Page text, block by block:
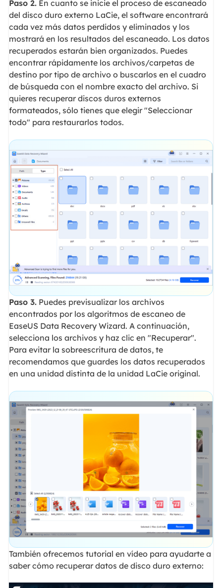
Paso 2.En cuanto se inicie el proceso de escaneado
del disco duro externo LaCie, el software encontrará
cada vez más datos perdidos y eliminados y los
mostrará en los resultados del escaneado. Los datos
recuperados estarán bien organizados. Puedes
encontrar rápidamente los archivos/carpetas de
destino por tipo de archivo o buscarlos en el cuadro
de búsqueda con el nombre exacto del archivo. Si
quieres recuperar discos duros externos
formateados, sólo tienes que elegir "Seleccionar
todo" para restaurarlos todos.
Paso 3.Puedes previsualizar los archivos
encontrados por los algoritmos de escaneo de
EaseUS Data Recovery Wizard. A continuación,
selecciona los archivos y haz clic en "Recuperar".
Para evitar la sobreescritura de datos, te
recomendamos que guardes los datos recuperados
en una unidad distinta de la unidad LaCie original.
También ofrecemos tutorial en vídeo para ayudarte a
saber cómo recuperar datos de disco duro externo: